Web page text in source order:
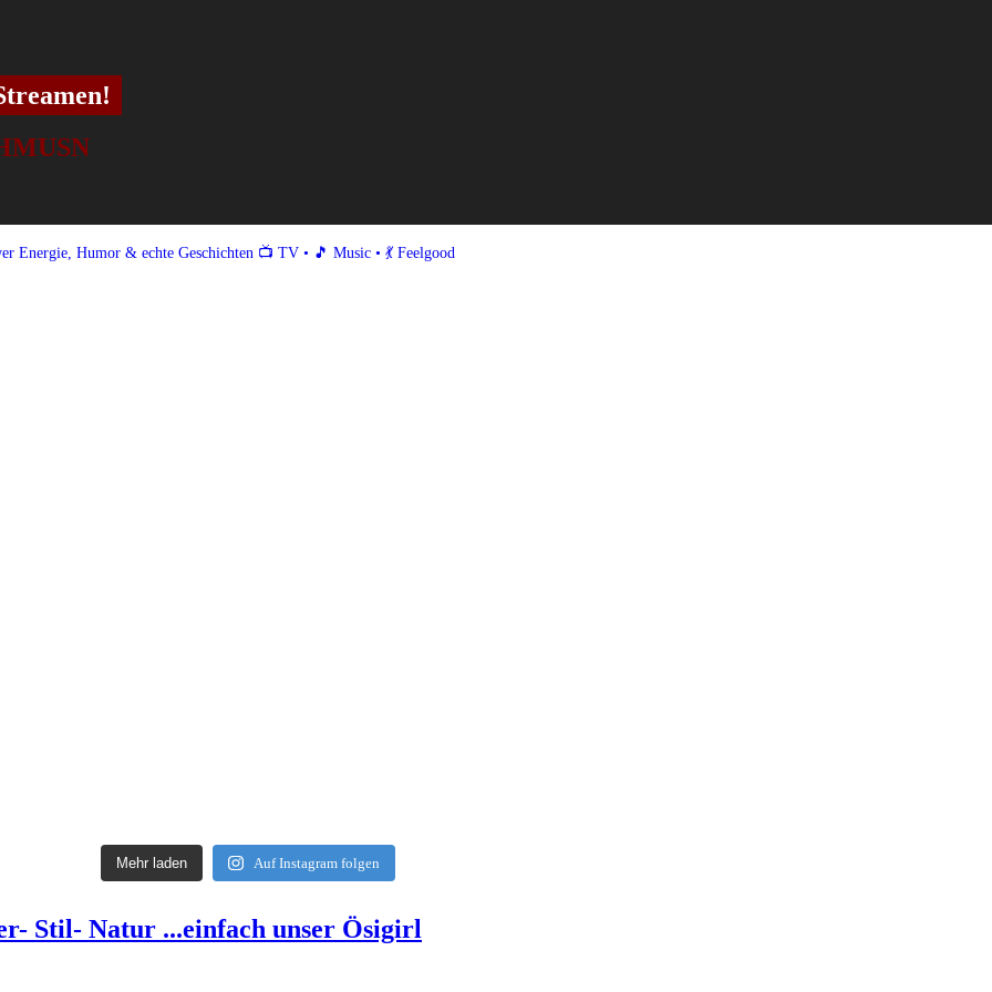
Energie, Humor & echte Geschichten 📺 TV • 🎵 Music • 💃 Feelgood
Mehr laden Auf Instagram folgen
Stil- Natur ...einfach unser Ösigirl